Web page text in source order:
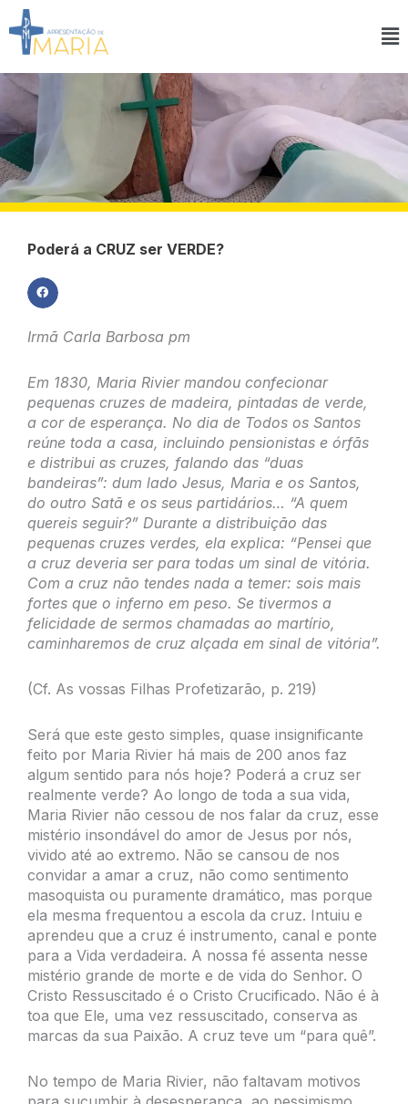
para
conteúdo
Poderá a CRUZ ser VERDE?
Irmã Carla Barbosa pm
Em 1830, Maria Rivier mandou confecionar
pequenas cruzes de madeira, pintadas de verde,
a cor de esperança. No dia de Todos os Santos
reúne toda a casa, incluindo pensionistas e órfãs
e distribui as cruzes, falando das “duas
bandeiras”: dum lado Jesus, Maria e os Santos,
do outro Satã e os seus partidários… “A quem
quereis seguir?” Durante a distribuição das
pequenas cruzes verdes, ela explica: “Pensei que
a cruz deveria ser para todas um sinal de vitória.
Com a cruz não tendes nada a temer: sois mais
fortes que o inferno em peso. Se tivermos a
felicidade de sermos chamadas ao martírio,
caminharemos de cruz alçada em sinal de vitória”.
(Cf. As vossas Filhas Profetizarão, p. 219)
Será que este gesto simples, quase insignificante
feito por Maria Rivier há mais de 200 anos faz
algum sentido para nós hoje? Poderá a cruz ser
realmente verde? Ao longo de toda a sua vida,
Maria Rivier não cessou de nos falar da cruz, esse
mistério insondável do amor de Jesus por nós,
vivido até ao extremo. Não se cansou de nos
convidar a amar a cruz, não como sentimento
masoquista ou puramente dramático, mas porque
ela mesma frequentou a escola da cruz. Intuiu e
aprendeu que a cruz é instrumento, canal e ponte
para a Vida verdadeira. A nossa fé assenta nesse
mistério grande de morte e de vida do Senhor. O
Cristo Ressuscitado é o Cristo Crucificado. Não é à
toa que Ele, uma vez ressuscitado, conserva as
marcas da sua Paixão. A cruz teve um “para quê”.
No tempo de Maria Rivier, não faltavam motivos